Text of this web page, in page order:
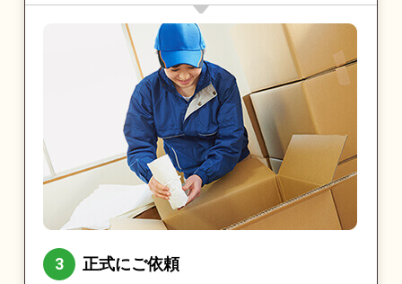
正式にご依頼